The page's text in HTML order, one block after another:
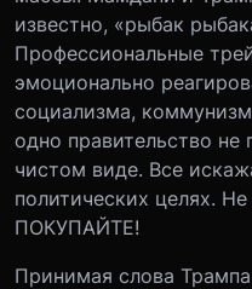
известно, «рыбак
Профессиональные
эмоционально
социализма,
одно правительство не
чистом виде. Все
политических целях.
ПОКУПАЙТЕ!
Принимая слова